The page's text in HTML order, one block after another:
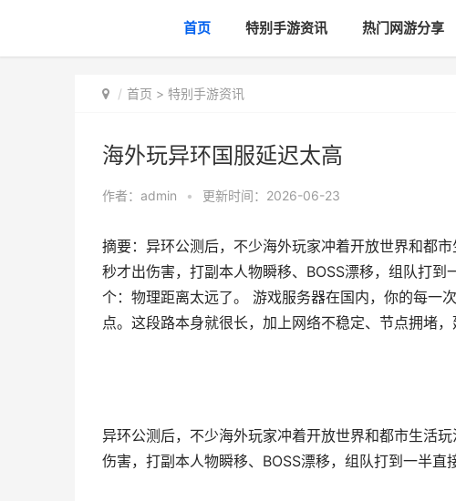
首页 特别手游资讯 热门网游分享
首页 > 特别手游资讯
海外玩异环国服延迟太高
作者： admin • 更新时间：2026-06-23
摘要：异环公测后，不少海外玩家冲着开放世界和都
秒才出伤害，打副本人物瞬移、BOSS漂移，组队打
个：物理距离太远了。 游戏服务器在国内，你的每一
点。这段路本身就很长，加上网络不稳定、节点拥堵
异环公测后，不少海外玩家冲着开放世界和都市生活
伤害，打副本人物瞬移、BOSS漂移，组队打到一半直